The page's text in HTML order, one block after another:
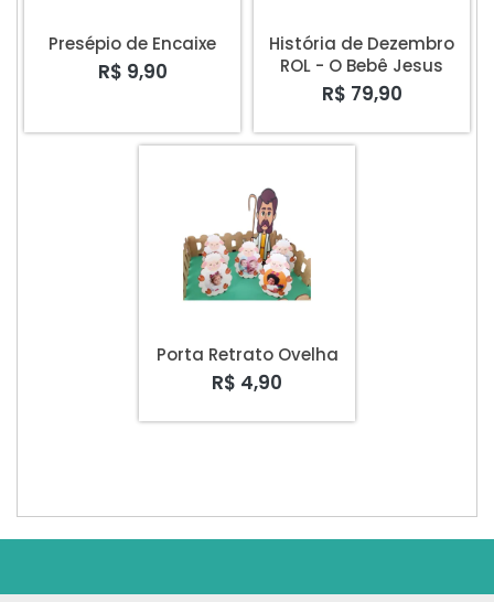
Presépio de Encaixe
R$ 9,90
História de Dezembro
ROL - O Bebê Jesus
R$ 79,90
Porta Retrato Ovelha
R$ 4,90